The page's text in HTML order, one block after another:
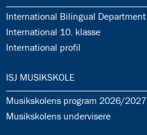
36.1:
International Bilingual Department
36.2:
International 10. klasse
36.3:
International profil
37.0:
ISJ MUSIKSKOLE
37.1:
Musikskolens program 2026/2027
37.2:
Musikskolens undervisere